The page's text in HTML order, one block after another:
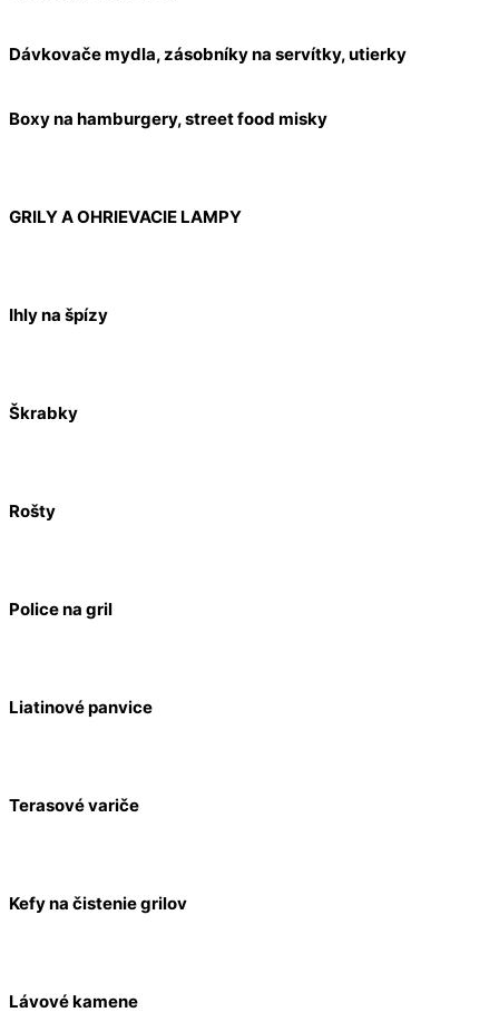
Dávkovače mydla, zásobníky na servítky, utierky
Boxy na hamburgery, street food misky
GRILY A OHRIEVACIE LAMPY
Ihly na špízy
Škrabky
Rošty
Police na gril
Liatinové panvice
Terasové variče
Kefy na čistenie grilov
Lávové kamene